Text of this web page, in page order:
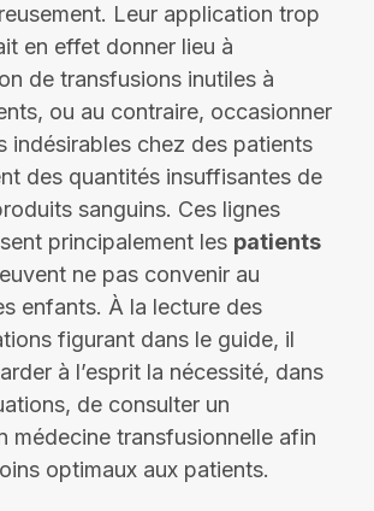
Leur application trop
en effet donner lieu à
de transfusions inutiles à
ou au contraire, occasionner
indésirables chez des patients
des quantités insuffisantes de
sanguins. Ces lignes
principalement les patients
ne pas convenir au
enfants. À la lecture des
figurant dans le guide, il
à l’esprit la nécessité, dans
de consulter un
médecine transfusionnelle afin
optimaux aux patients.